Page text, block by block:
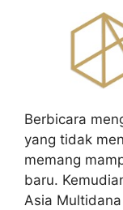
Berbicara
yang tidak
memang
baru.
Asia